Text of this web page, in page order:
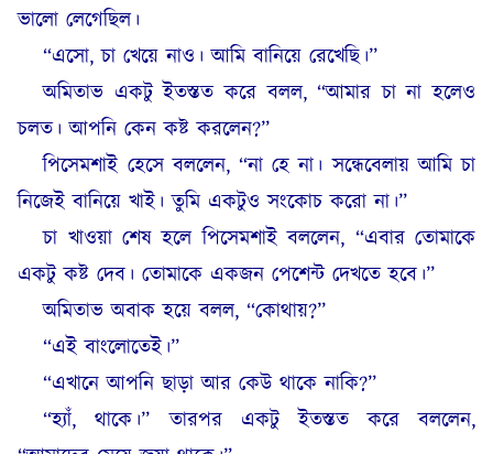
ভালো লেগেছিল।
“এসো, চা খেয়ে নাও। আমি বানিয়ে রেখেছি।”
অমিতাভ একটু ইতস্তত করে বলল, “আমার চা না হলেও
চলত। আপনি কেন কষ্ট করলেন?”
পিসেমশাই হেসে বললেন, “না হে না। সন্ধেবেলায় আমি চা
নিজেই বানিয়ে খাই। তুমি একটুও সংকোচ করো না।”
চা খাওয়া শেষ হলে পিসেমশাই বললেন, “এবার তোমাকে
একটু কষ্ট দেব। তোমাকে একজন পেশেন্ট দেখতে হবে।”
অমিতাভ অবাক হয়ে বলল, “কোথায়?”
“এই বাংলোতেই।”
“এখানে আপনি ছাড়া আর কেউ থাকে নাকি?”
“হ্যাঁ, থাকে।” তারপর একটু ইতস্তত করে বললেন,